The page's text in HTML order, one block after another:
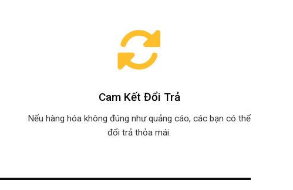
Cam Kết Đổi Trả
Nếu hàng hóa không đúng như quảng cáo, các bạn có thể
đổi trả thỏa mái.